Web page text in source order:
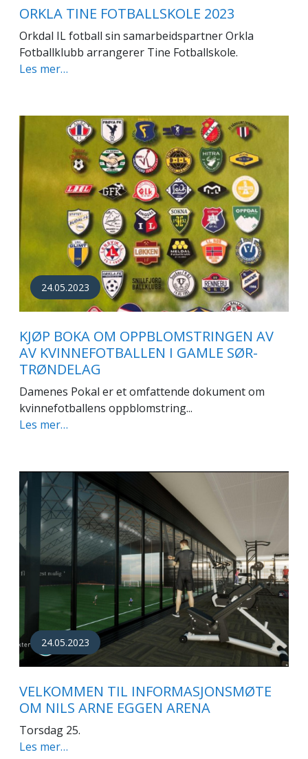
ORKLA TINE FOTBALLSKOLE 2023
Orkdal IL fotball sin samarbeidspartner Orkla
Fotballklubb arrangerer Tine Fotballskole.
Les mer…
24.05.2023
KJØP BOKA OM OPPBLOMSTRINGEN AV
AV KVINNEFOTBALLEN I GAMLE SØR-
TRØNDELAG
Damenes Pokal er et omfattende dokument om
kvinnefotballens oppblomstring...
Les mer…
24.05.2023
VELKOMMEN TIL INFORMASJONSMØTE
OM NILS ARNE EGGEN ARENA
Torsdag 25.
Les mer…